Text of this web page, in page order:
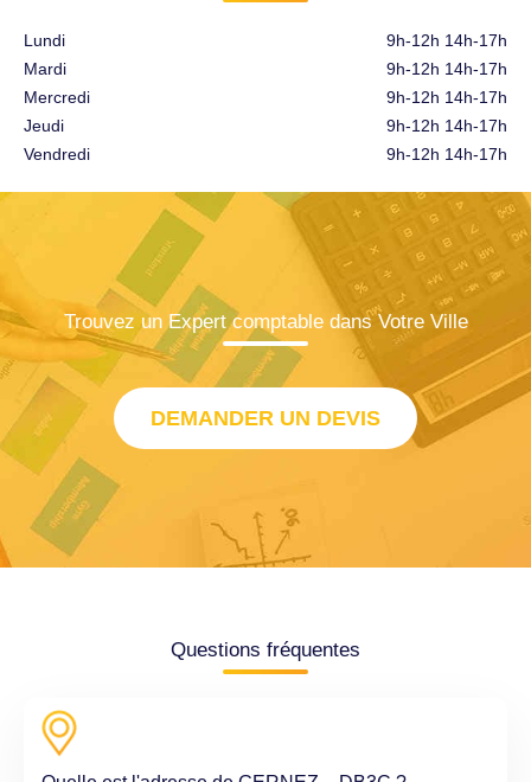
Lundi
Mardi
Mercredi
Jeudi
Vendredi
9h-12h 14h-17h
9h-12h 14h-17h
9h-12h 14h-17h
9h-12h 14h-17h
9h-12h 14h-17h
Trouvez un Expert comptable dans Votre Ville
DEMANDER UN DEVIS
Questions fréquentes